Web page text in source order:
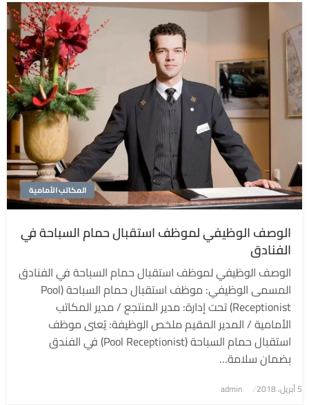
المكاتب الأمامية
الوصف الوظيفي لموظف استقبال حمام السباحة في
الفنادق
الوصف الوظيفي لموظف استقبال حمام السباحة في الفنادق
المسمى الوظيفي: موظف استقبال حمام السباحة (Pool
Receptionist) تحت إدارة: مدير المنتجع / مدير المكاتب
الأمامية / المدير المقيم ملخص الوظيفة: يُعنى موظف
استقبال حمام السباحة (Pool Receptionist) في الفندق
بضمان سلامة…
نُشر
5 أبريل، 2018 admin